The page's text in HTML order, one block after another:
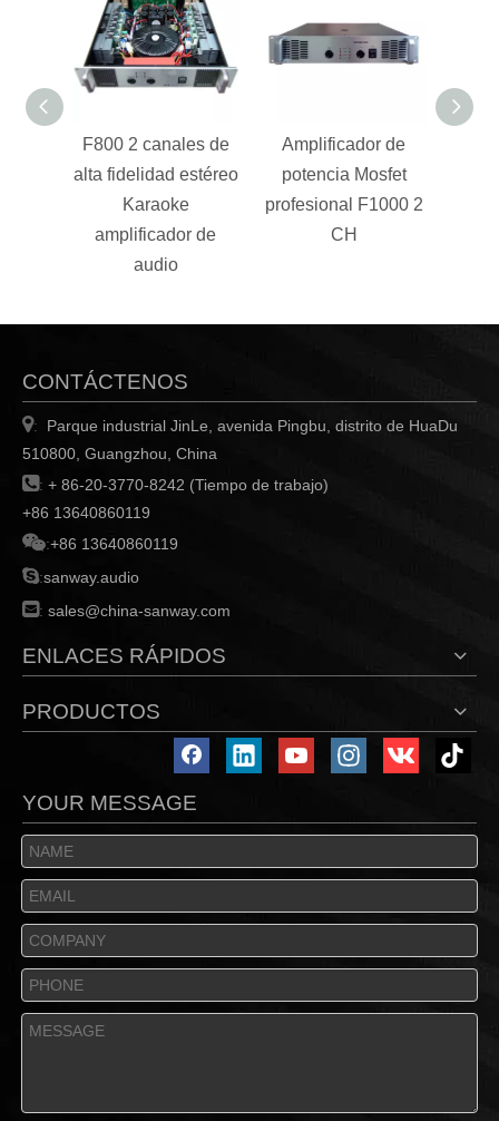
F800 2 canales de
alta fidelidad estéreo
Karaoke
amplificador de
audio
Amplificador de
potencia Mosfet
profesional F1000 2
CH
CONTÁCTENOS
:
Parque industrial JinLe, avenida Pingbu, distrito de HuaDu
510800, Guangzhou, China
: + 86-20-3770-8242 (Tiempo de trabajo)
+86 13640860119
:+86 13640860119
:sanway.audio
: sales@china-sanway.com
ENLACES RÁPIDOS
PRODUCTOS
YOUR MESSAGE